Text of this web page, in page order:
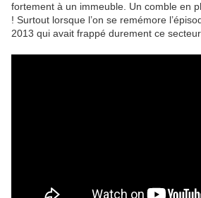
fortement à un immeuble. Un comble en
! Surtout lorsque l’on se remémore
2013 qui avait frappé durement ce